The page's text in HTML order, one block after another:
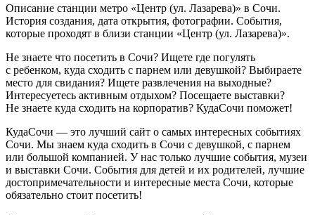
Описание станции метро «Центр (ул. Лазарева)» в Сочи.
История создания, дата открытия, фотографии. События,
которые проходят в близи станции «Центр (ул. Лазарева)».
Не знаете что посетить в Сочи? Ищете где погулять
с ребенком, куда сходить с парнем или девушкой? Выбираете
место для свидания? Ищете развлечения на выходные?
Интересуетесь активным отдыхом? Посещаете выставки?
Не знаете куда сходить на корпоратив? КудаСочи поможет!
КудаСочи — это лучший сайт о самых интересных событиях
Сочи. Мы знаем куда сходить в Сочи с девушкой, с парнем
или большой компанией. У нас только лучшие события, музеи
и выставки Сочи. События для детей и их родителей, лучшие
достопримечательности и интересные места Сочи, которые
обязательно стоит посетить!